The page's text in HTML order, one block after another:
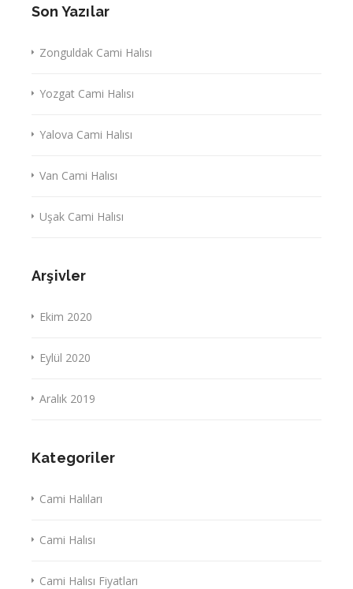
Son Yazılar
Zonguldak Cami Halısı
Yozgat Cami Halısı
Yalova Cami Halısı
Van Cami Halısı
Uşak Cami Halısı
Arşivler
Ekim 2020
Eylül 2020
Aralık 2019
Kategoriler
Cami Halıları
Cami Halısı
Cami Halısı Fiyatları